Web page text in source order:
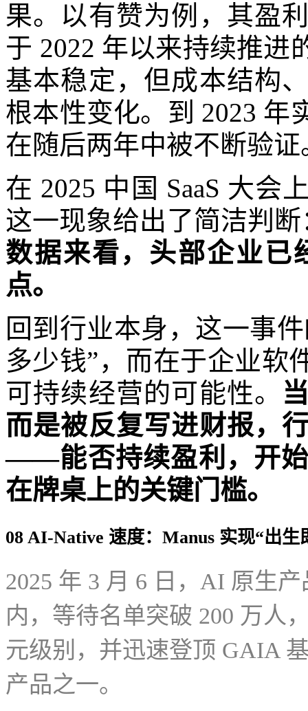
果。以有赞为例，其盈
于 2022 年以来持续推
基本稳定，但成本结构
根本性变化。到 2023 年
在随后两年中被不断验证
在 2025 中国 SaaS 大会
这一现象给出了简洁判断
数据来看，头部企业已
点。
回到行业本身，这一事
多少钱”，而在于企业软
可持续经营的可能性。
而是被反复写进财报，
——能否持续盈利，开始
在牌桌上的关键门槛。
08 AI-Native 速度：Manus 实现“出
2025 年 3 月 6 日，AI 原生
内，等待名单突破 200 万人
元级别，并迅速登顶 GAIA
产品之一。